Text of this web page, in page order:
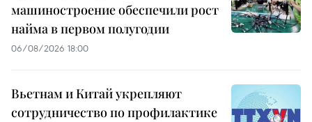
машиностроение обеспечили рост
найма в первом полугодии
06/08/2026 18:00
Вьетнам и Китай укрепляют
сотрудничество по профилактике